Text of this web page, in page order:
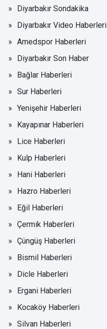
Diyarbakır Sondakika
Diyarbakır Video Haberleri
Amedspor Haberleri
Diyarbakır Son Haber
Bağlar Haberleri
Sur Haberleri
Yenişehir Haberleri
Kayapınar Haberleri
Lice Haberleri
Kulp Haberleri
Hani Haberleri
Hazro Haberleri
Eğil Haberleri
Çermik Haberleri
Çüngüş Haberleri
Bismil Haberleri
Dicle Haberleri
Ergani Haberleri
Kocaköy Haberleri
Silvan Haberleri